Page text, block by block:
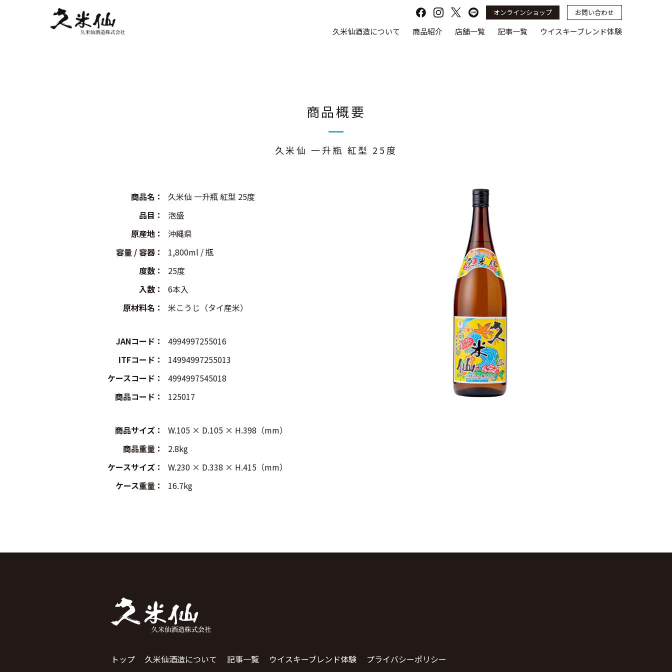
オンラインショップ お問い合わせ
久米仙酒造について 商品紹介 店舗一覧 記事一覧 ウイスキーブレンド体験
商品概要
久米仙 一升瓶 紅型 25度
商品名 ：
久米仙 一升瓶 紅型 25度
品目 ：
泡盛
原産地 ：
沖縄県
容量 / 容器 ：
1,800ml / 瓶
度数 ：
25度
入数 ：
6本入
原材料名 ： 米こうじ（タイ産米）
JANコード ：
4994997255016
ITFコード ：
14994997255013
ケースコード ：
4994997545018
商品コード ： 125017
商品サイズ ：
W.105 × D.105 × H.398（mm）
商品重量 ：
2.8kg
ケースサイズ ：
W.230 × D.338 × H.415（mm）
ケース重量 ： 16.7kg
トップ 久米仙酒造について 記事一覧 ウイスキーブレンド体験 プライバシーポリシー